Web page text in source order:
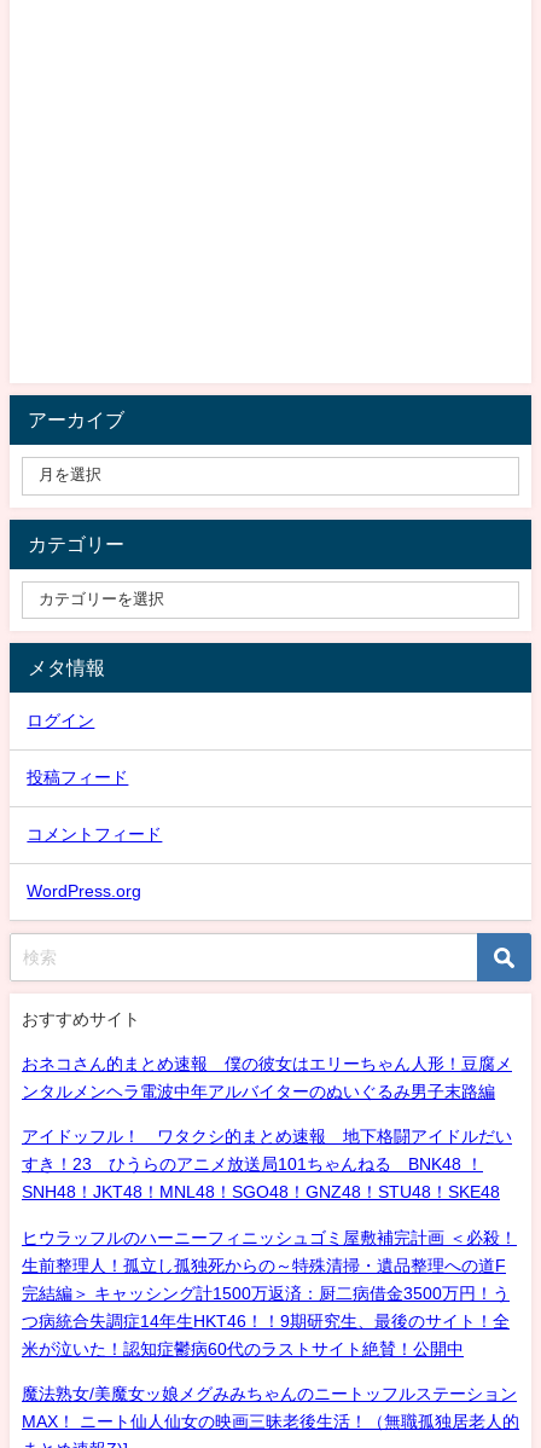
アーカイブ
カテゴリー
メタ情報
ログイン
投稿フィード
コメントフィード
WordPress.org
おすすめサイト
おネコさん的まとめ速報 僕の彼女はエリーちゃん人形！豆腐メ
ンタルメンヘラ電波中年アルバイターのぬいぐるみ男子末路編
アイドッフル！ ワタクシ的まとめ速報 地下格闘アイドルだい
すき！23 ひうらのアニメ放送局101ちゃんねる BNK48 ！
SNH48！JKT48！MNL48！SGO48！GNZ48！STU48！SKE48
ヒウラッフルのハーニーフィニッシュゴミ屋敷補完計画 ＜必殺！
生前整理人！孤立し孤独死からの～特殊清掃・遺品整理への道F
完結編＞ キャッシング計1500万返済：厨二病借金3500万円！う
つ病統合失調症14年生HKT46！！9期研究生、最後のサイト！全
米が泣いた！認知症鬱病60代のラストサイト絶賛！公開中
魔法熟女/美魔女ッ娘メグみみちゃんのニートッフルステーション
MAX！ ニート仙人仙女の映画三昧老後生活！（無職孤独居老人的